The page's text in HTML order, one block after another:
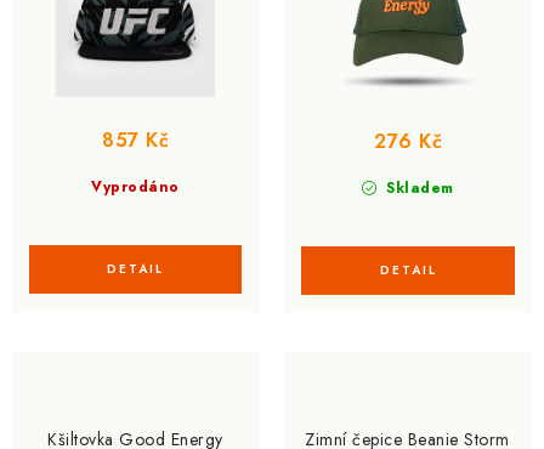
Vyprodáno
857 Kč
Skladem
276 Kč
Kšiltovka Good Energy Zimní čepice Beanie Storm